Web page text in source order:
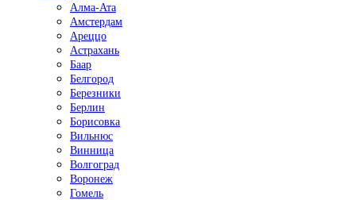
Алма-Ата
Амстердам
Ареццо
Астрахань
Баар
Белгород
Березники
Берлин
Борисовка
Вильнюс
Винница
Волгоград
Воронеж
Гомель